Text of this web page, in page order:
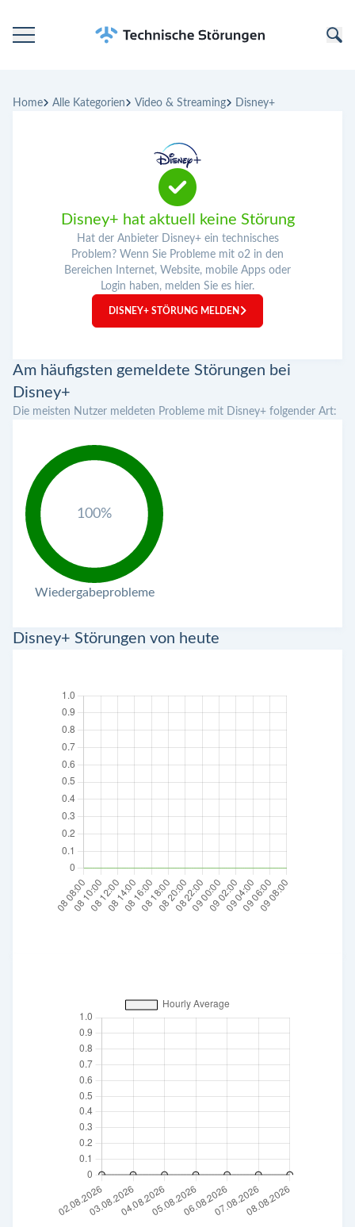
Kategorien
Home Alle Kategorien Video & Streaming Disney+
Disney+ hat aktuell keine Störung
Hat der Anbieter Disney+ ein technisches
Problem? Wenn Sie Probleme mit o2 in den
Bereichen Internet, Website, mobile Apps oder
Login haben, melden Sie es hier.
DISNEY+ STÖRUNG MELDEN
Am häufigsten gemeldete Störungen bei
Disney+
Die meisten Nutzer meldeten Probleme mit Disney+ folgender Art:
100%
Wiedergabeprobleme
Disney+ Störungen von heute